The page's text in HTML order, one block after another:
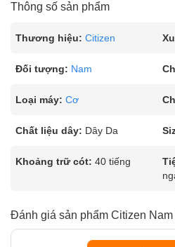
Thông số sản phẩm
Thương hiệu: Citizen
Đối tượng: Nam
Loại máy: Cơ
Chất liệu dây: Dây Da
Khoảng trữ cót: 40 tiếng
Đánh giá sản phẩm Citizen